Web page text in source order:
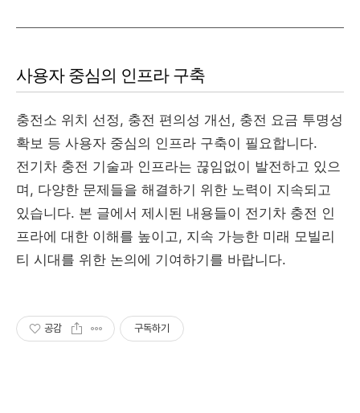
사용자 중심의 인프라 구축
충전소 위치 선정, 충전 편의성 개선, 충전 요금 투명성
확보 등 사용자 중심의 인프라 구축이 필요합니다.
전기차 충전 기술과 인프라는 끊임없이 발전하고 있으
며, 다양한 문제들을 해결하기 위한 노력이 지속되고
있습니다. 본 글에서 제시된 내용들이 전기차 충전 인
프라에 대한 이해를 높이고, 지속 가능한 미래 모빌리
티 시대를 위한 논의에 기여하기를 바랍니다.
공감 구독하기